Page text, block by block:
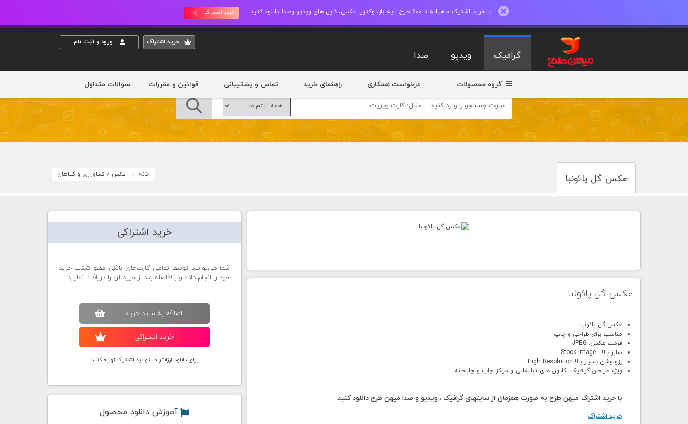
با خرید اشتراک ماهیانه تا 600 طرح لایه باز، وکتور، عکس، فایل های ویدیو وصدا دانلود کنید. خرید اشتراک
خريد اشتراک ورود و ثبت نام
گرافیک ویدیو صدا
گروه محصولات درخواست همکاری راهنمای خرید تماس و پشتیبانی قوانین و مقررات سوالات متداول
عکس گل پائونبا خانه عکس / کشاورزی و گیاهان
عکس گل پائونبا
عکس گل پائونیا
مناسب برای طراحی و چاپ
فرمت عکس: JPEG
سایز بالا : Stock Image
رزولوشن بسیار بالا High Resolution
ویژه طراحان گرافیک، کانون های تبلیغاتی و مراکز چاپ و چاپخانه
با خرید اشتراک میهن طرح به صورت همزمان از سایتهای گرافیک ، ویدیو و صدا میهن طرح دانلود کنید.
خرید اشتراک
خرید اشتراکی
شما می‌توانید توسط تمامی کارت‌های بانکی عضو شتاب خرید
خود را انجام داده و بلافاصله بعد از خرید آن را دریافت نمایید.
اضافه به سبد خريد
خريد اشتراکی
برای دانلود ارزانتر میتوانید اشتراک تهیه کنید
آموزش دانلود محصول